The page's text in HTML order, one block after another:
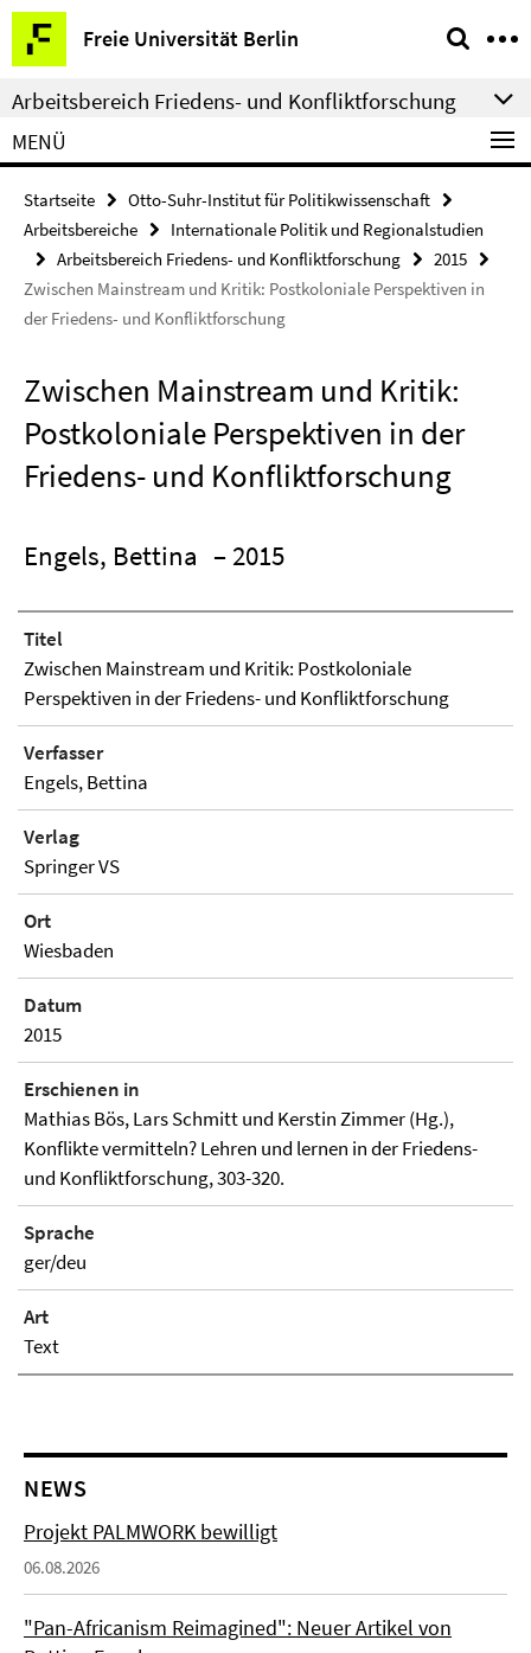
Springe
direkt
zu
Inhalt
Freie Universität Berlin
Service-
Navigation
Arbeitsbereich Friedens- und Konfliktforschung
MENÜ
Startseite
Otto-Suhr-Institut für Politikwissenschaft
Arbeitsbereiche
Internationale Politik und Regionalstudien
Arbeitsbereich Friedens- und Konfliktforschung
2015
Zwischen Mainstream und Kritik: Postkoloniale Perspektiven in
der Friedens- und Konfliktforschung
Zwischen Mainstream und Kritik:
Postkoloniale Perspektiven in der
Friedens- und Konfliktforschung
Engels, Bettina – 2015
Titel
Zwischen Mainstream und Kritik: Postkoloniale
Perspektiven in der Friedens- und Konfliktforschung
Verfasser
Engels, Bettina
Verlag
Springer VS
Ort
Wiesbaden
Datum
2015
Erschienen in
Mathias Bös, Lars Schmitt und Kerstin Zimmer (Hg.),
Konflikte vermitteln? Lehren und lernen in der Friedens-
und Konfliktforschung, 303-320.
Sprache
ger/deu
Art
Text
NEWS
Projekt PALMWORK bewilligt
06.08.2026
"Pan-Africanism Reimagined": Neuer Artikel von